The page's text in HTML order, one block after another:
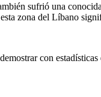
sufrió una
zona del Líbano
con